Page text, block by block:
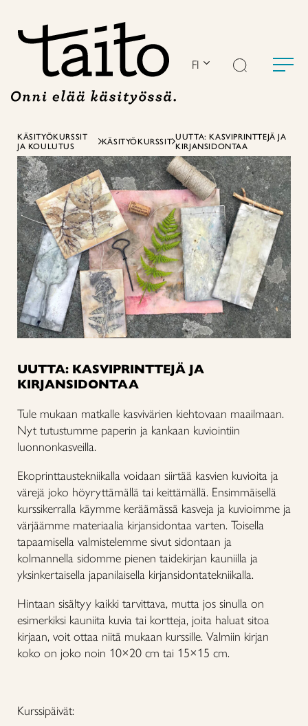
FI
KÄSITYÖKURSSIT
JA KOULUTUS
KÄSITYÖKURSSIT UUTTA: KASVIPRINTTEJÄ JA
KIRJANSIDONTAA
UUTTA: KASVIPRINTTEJÄ JA
KIRJANSIDONTAA
Tule mukaan matkalle kasvivärien kiehtovaan maailmaan.
Nyt tutustumme paperin ja kankaan kuviointiin
luonnonkasveilla.
Ekoprinttaustekniikalla voidaan siirtää kasvien kuvioita ja
värejä joko höyryttämällä tai keittämällä. Ensimmäisellä
kurssikerralla käymme keräämässä kasveja ja kuvioimme ja
värjäämme materiaalia kirjansidontaa varten. Toisella
tapaamisella valmistelemme sivut sidontaan ja
kolmannella sidomme pienen taidekirjan kauniilla ja
yksinkertaisella japanilaisella kirjansidontatekniikalla.
Hintaan sisältyy kaikki tarvittava, mutta jos sinulla on
esimerkiksi kauniita kuvia tai kortteja, joita haluat sitoa
kirjaan, voit ottaa niitä mukaan kurssille. Valmiin kirjan
koko on joko noin 10×20 cm tai 15×15 cm.
Kurssipäivät: